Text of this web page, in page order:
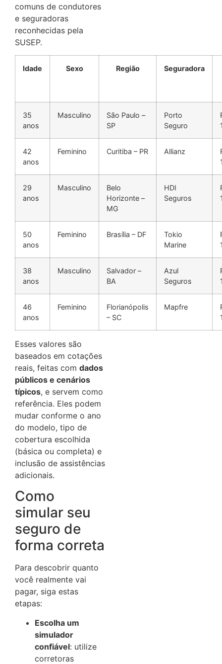
comuns de condutores
e seguradoras
reconhecidas pela
SUSEP.
Idade Sexo Região Seguradora
35
anos
Masculino
São Paulo –
SP
Porto
Seguro
42
anos
Feminino Curitiba – PR Allianz
29
anos
Masculino
Belo
Horizonte –
MG
HDI
Seguros
50
anos
Feminino Brasília – DF
Tokio
Marine
38
anos
Masculino
Salvador –
BA
Azul
Seguros
46
anos
Feminino
Florianópolis
– SC
Mapfre
Esses valores são
baseados em cotações
reais, feitas com dados
públicos e cenários
típicos, e servem como
referência. Eles podem
mudar conforme o ano
do modelo, tipo de
cobertura escolhida
(básica ou completa) e
inclusão de assistências
adicionais.
Como
simular seu
seguro de
forma correta
Para descobrir quanto
você realmente vai
pagar, siga estas
etapas:
Escolha um
simulador
confiável: utilize
corretoras